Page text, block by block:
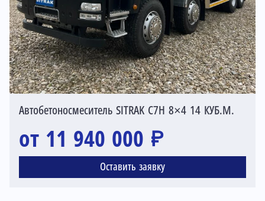
Автобетоносмеситель SITRAK C7H 8×4 14 КУБ.М.
от 11 940 000 ₽
Оставить заявку